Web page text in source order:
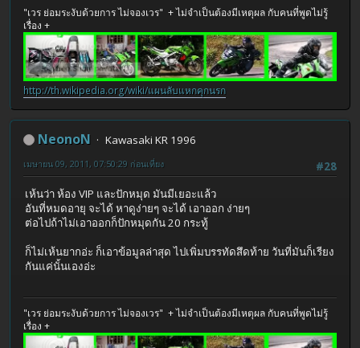
"เวร ย่อมระงับด้วยการ ไม่จองเวร" + ไม่จำเป็นต้องมีเหตุผล กับคนที่พูดไม่รู้
เรื่อง +
http://th.wikipedia.org/wiki/แผนลับแหกคุกนรก
NeonoN
Kawasaki KR 1996
#28
เมษายน 09, 2011, 07:50:29 ก่อนเที่ยง
เห้นว่า ห้อง VIP และปักหมุด มันมีเยอะแล้ว
อันที่หมดอายุ จะได้ หาดูง่ายๆ จะได้ เอาออก ง่ายๆ
ต่อไปถ้าไม่เอาออกก็ปักหมุดกัน 20 กระทู้
ก็ไม่เห้นยากอ่ะ ก็เอาข้อมูลล่าสุด ไปเพิ่มบรรทัดสึดท้าย วันที่มันก็เรียง
กันแค่นั้นเองอ่ะ
"เวร ย่อมระงับด้วยการ ไม่จองเวร" + ไม่จำเป็นต้องมีเหตุผล กับคนที่พูดไม่รู้
เรื่อง +